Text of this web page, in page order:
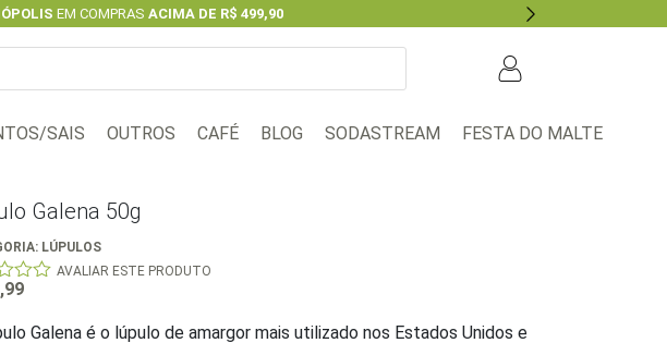
EM COMPRAS ACIMA DE R$ 499,90
Next
SAIS OUTROS CAFÉ BLOG SODASTREAM FESTA DO MALTE
Galena 50g
LÚPULOS
AVALIAR ESTE PRODUTO
Galena é o lúpulo de amargor mais utilizado nos Estados Unidos e